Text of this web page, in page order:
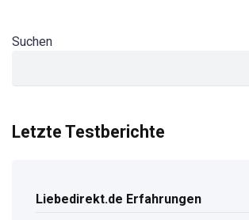
Suchen
Letzte Testberichte
Liebedirekt.de Erfahrungen